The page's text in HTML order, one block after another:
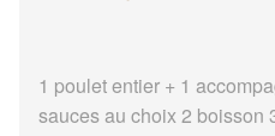
1 poulet entier + 1
sauces au choix 2 boisson